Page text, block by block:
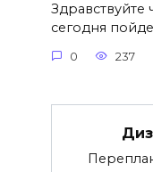
Здравствуйте
сегодня
0 237